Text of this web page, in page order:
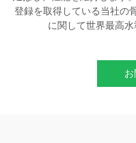
登録を取得している当社の
に関して世界最高水